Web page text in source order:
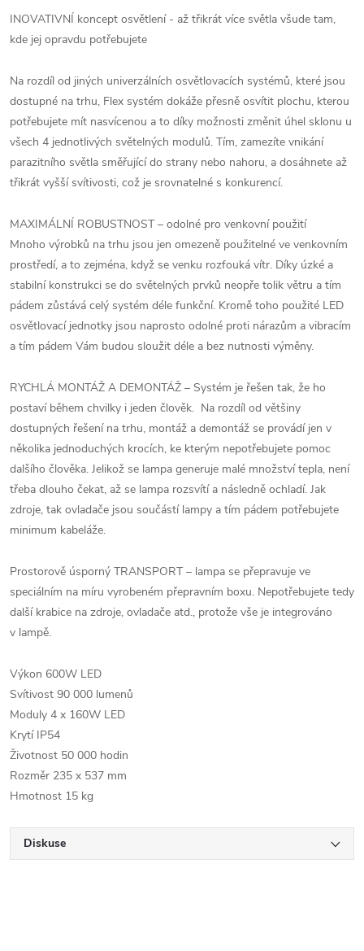
INOVATIVNÍ koncept osvětlení - až třikrát více světla všude tam,
kde jej opravdu potřebujete
Na rozdíl od jiných univerzálních osvětlovacích systémů, které jsou
dostupné na trhu, Flex systém dokáže přesně osvítit plochu, kterou
potřebujete mít nasvícenou a to díky možnosti změnit úhel sklonu u
všech 4 jednotlivých světelných modulů. Tím, zamezíte vnikání
parazitního světla směřující do strany nebo nahoru, a dosáhnete až
třikrát vyšší svítivosti, což je srovnatelné s konkurencí.
MAXIMÁLNÍ ROBUSTNOST – odolné pro venkovní použití
Mnoho výrobků na trhu jsou jen omezeně použitelné ve venkovním
prostředí, a to zejména, když se venku rozfouká vítr. Díky úzké a
stabilní konstrukci se do světelných prvků neopře tolik větru a tím
pádem zůstává celý systém déle funkční. Kromě toho použité LED
osvětlovací jednotky jsou naprosto odolné proti nárazům a vibracím
a tím pádem Vám budou sloužit déle a bez nutnosti výměny.
RYCHLÁ MONTÁŽ A DEMONTÁŽ – Systém je řešen tak, že ho
postaví během chvilky i jeden člověk. Na rozdíl od většiny
dostupných řešení na trhu, montáž a demontáž se provádí jen v
několika jednoduchých krocích, ke kterým nepotřebujete pomoc
dalšího člověka. Jelikož se lampa generuje malé množství tepla, není
třeba dlouho čekat, až se lampa rozsvítí a následně ochladí. Jak
zdroje, tak ovladače jsou součástí lampy a tím pádem potřebujete
minimum kabeláže.
Prostorově úsporný TRANSPORT – lampa se přepravuje ve
speciálním na míru vyrobeném přepravním boxu. Nepotřebujete tedy
další krabice na zdroje, ovladače atd., protože vše je integrováno
v lampě.
Výkon 600W LED
Svítivost 90 000 lumenů
Moduly 4 x 160W LED
Krytí IP54
Životnost 50 000 hodin
Rozměr 235 x 537 mm
Hmotnost 15 kg
Diskuse